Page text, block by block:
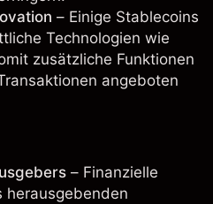
– Einige Stablecoins
Technologien wie
zusätzliche Funktionen
angeboten
– Finanzielle
herausgebenden